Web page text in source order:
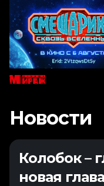
Новости
Колобок –
новая